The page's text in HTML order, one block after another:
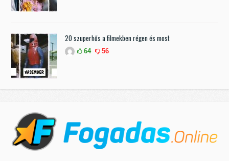
20 szuperhős a filmekben régen és most
64 56